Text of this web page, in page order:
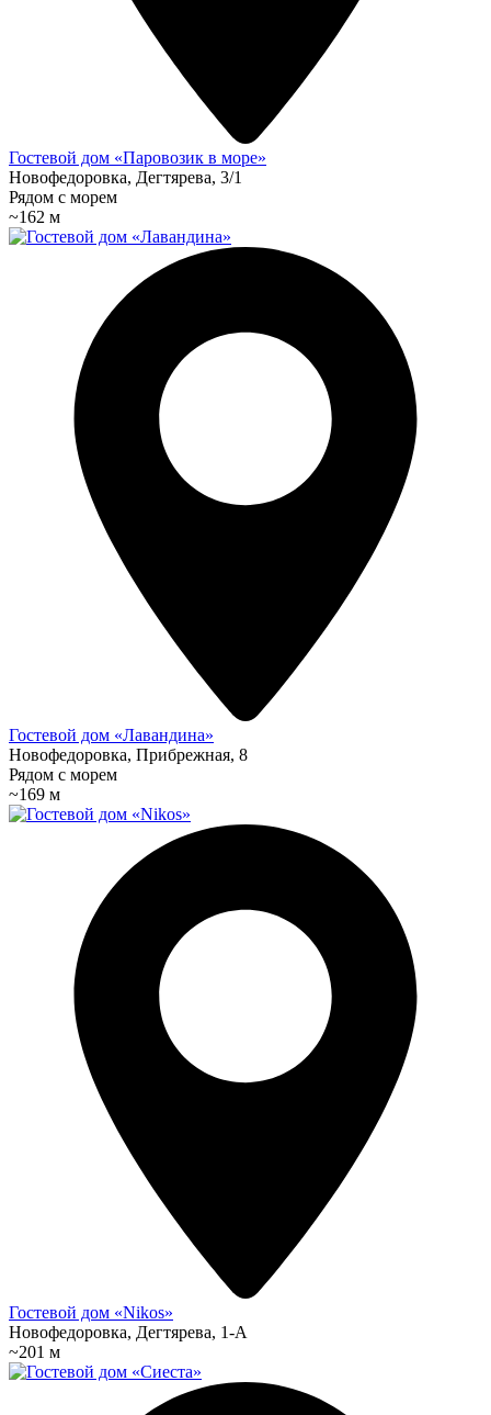
Гостевой дом «Паровозик в море»
Новофедоровка, Дегтярева, 3/1
Рядом с морем
~162 м
Гостевой дом «Лавандина»
Новофедоровка, Прибрежная, 8
Рядом с морем
~169 м
Гостевой дом «Nikos»
Новофедоровка, Дегтярева, 1-А
~201 м